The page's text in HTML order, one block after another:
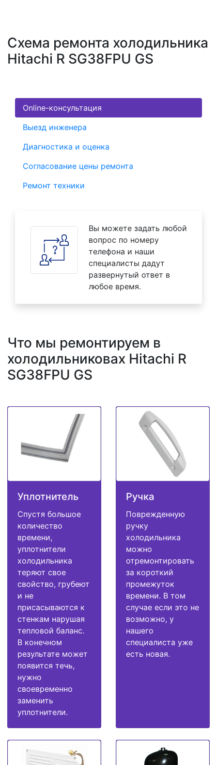
Схема ремонта холодильника
Hitachi R SG38FPU GS
Online-консультация
Выезд инженера
Диагностика и оценка
Согласование цены ремонта
Ремонт техники
Вы можете задать любой
вопрос по номеру
телефона и наши
специалисты дадут
развернутый ответ в
любое время.
Что мы ремонтируем в
холодильниковах Hitachi R
SG38FPU GS
Уплотнитель
Спустя большое
количество
времени,
уплотнители
холодильника
теряют свое
свойство, грубеют
и не
присасываются к
стенкам нарушая
тепловой баланс.
В конечном
результате может
появится течь,
нужно
своевременно
заменить
уплотнители.
Ручка
Поврежденную
ручку
холодильника
можно
отремонтировать
за короткий
промежуток
времени. В том
случае если это не
возможно, у
нашего
специалиста уже
есть новая.